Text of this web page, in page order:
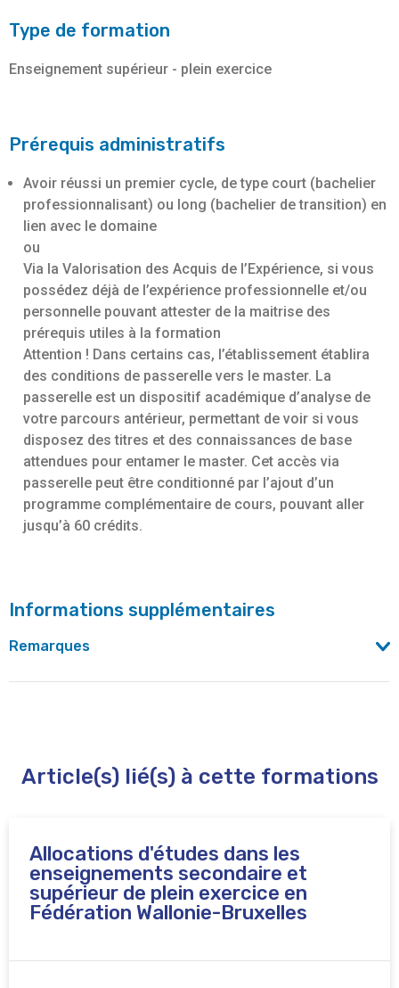
Type de formation
Enseignement supérieur - plein exercice
Prérequis administratifs
Avoir réussi un premier cycle, de type court (bachelier
professionnalisant) ou long (bachelier de transition) en
lien avec le domaine
ou
Via la Valorisation des Acquis de l’Expérience, si vous
possédez déjà de l’expérience professionnelle et/ou
personnelle pouvant attester de la maitrise des
prérequis utiles à la formation
Attention ! Dans certains cas, l’établissement établira
des conditions de passerelle vers le master. La
passerelle est un dispositif académique d’analyse de
votre parcours antérieur, permettant de voir si vous
disposez des titres et des connaissances de base
attendues pour entamer le master. Cet accès via
passerelle peut être conditionné par l’ajout d’un
programme complémentaire de cours, pouvant aller
jusqu’à 60 crédits.
Informations supplémentaires
Remarques
www.mesetudes.be
Article(s) lié(s) à cette formations
Allocations d'études dans les
enseignements secondaire et
supérieur de plein exercice en
Fédération Wallonie-Bruxelles